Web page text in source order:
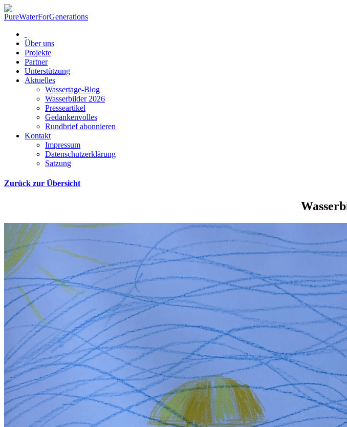
Über uns
Projekte
Partner
Unterstützung
Aktuelles
Wassertage-Blog
Wasserbilder 2026
Presseartikel
Gedankenvolles
Rundbrief abonnieren
Kontakt
Impressum
Datenschutzerklärung
Satzung
Zurück zur Übersicht